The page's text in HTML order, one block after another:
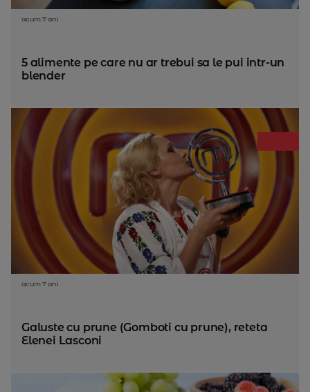
acum 7 ani
5 alimente pe care nu ar trebui sa le pui intr-un
blender
acum 7 ani
Galuste cu prune (Gomboti cu prune), reteta
Elenei Lasconi